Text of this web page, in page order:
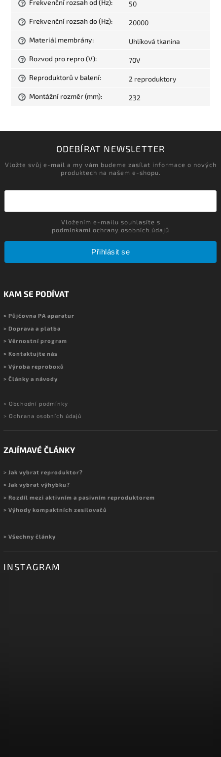
? Frekvenční rozsah od (Hz): 50
? Frekvenční rozsah do (Hz): 20000
? Materiál membrány: Uhlíková tkanina
? Rozvod pro repro (V): 70V
? Reproduktorů v balení: 2 reproduktory
? Montážní rozměr (mm): 232
ODEBÍRAT NEWSLETTER
Vložte svůj e-mail a my vám budeme zasílat informace o nových
produktech na našem e-shopu.
podmínkami ochrany osobních údajů
Přihlásit se
KAM SE PODÍVAT
> Půjčovna PA aparatur
> Doprava a platba
> Věrnostní program
> Kontaktujte nás
> Výroba reproboxů
> Články a návody
> Obchodní podmínky
> Ochrana osobních údajů
ZAJÍMAVÉ ČLÁNKY
> Jak vybrat reproduktor?
> Jak vybrat výhybku?
> Rozdíl mezi aktivním a pasivním reproduktorem
> Výhody kompaktních zesilovačů
> Všechny články
INSTAGRAM